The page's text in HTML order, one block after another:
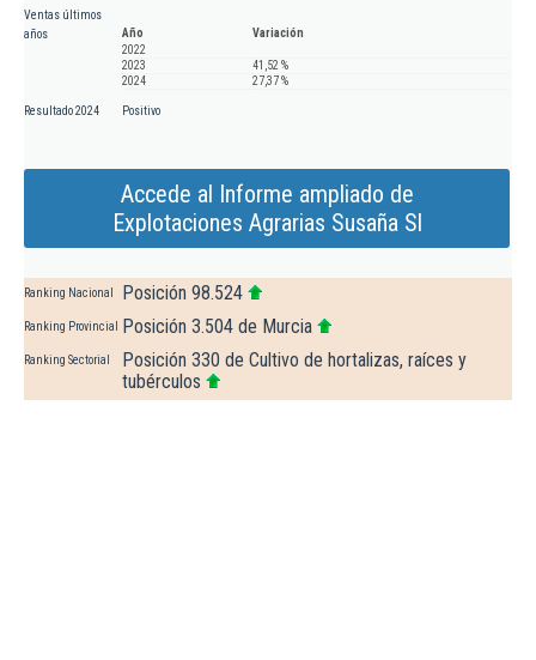
Ventas últimos
años
Año
Variación
2022
2023
41,52 %
2024
27,37 %
Resultado 2024 Positivo
Accede al Informe ampliado de
Explotaciones Agrarias Susaña Sl
Ranking Nacional Posición 98.524
Ranking Provincial Posición 3.504 de Murcia
Ranking Sectorial
Posición 330 de Cultivo de hortalizas, raíces y
tubérculos